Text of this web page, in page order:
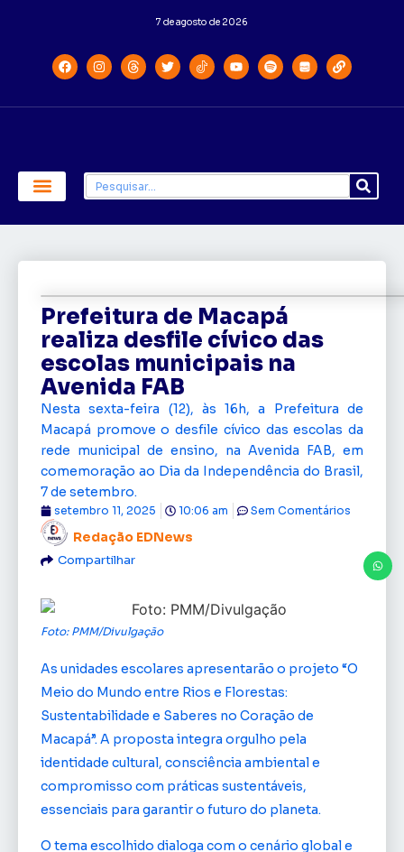
7 de agosto de 2026
Prefeitura de Macapá
realiza desfile cívico das
escolas municipais na
Avenida FAB
Nesta sexta-feira (12), às 16h, a Prefeitura de
Macapá promove o desfile cívico das escolas da
rede municipal de ensino, na Avenida FAB, em
comemoração ao Dia da Independência do Brasil,
7 de setembro.
Redação EDNews
setembro 11, 2025 10:06 am Sem Comentários
Compartilhar
Foto: PMM/Divulgação
As unidades escolares apresentarão o projeto “O
Meio do Mundo entre Rios e Florestas:
Sustentabilidade e Saberes no Coração de
Macapá”. A proposta integra orgulho pela
identidade cultural, consciência ambiental e
compromisso com práticas sustentáveis,
essenciais para garantir o futuro do planeta.
O tema escolhido dialoga com o cenário global e